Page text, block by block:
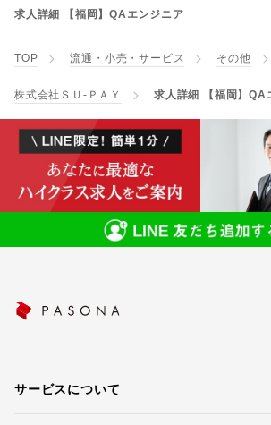
求人詳細 【福岡】QAエンジニア
TOP 流通・小売・サービス その他
株式会社ＳＵ‐ＰＡＹ 求人詳細 【福岡】QA
サービスについて